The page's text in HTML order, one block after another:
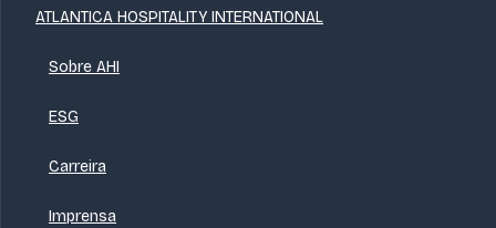
ATLANTICA HOSPITALITY INTERNATIONAL
Sobre AHI
ESG
Carreira
Imprensa